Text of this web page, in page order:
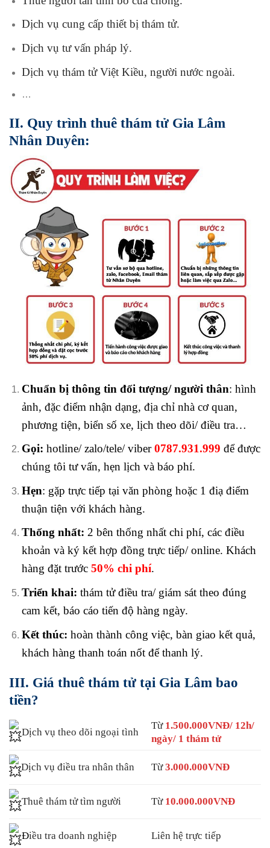
Dịch vụ cung cấp thiết bị thám tử.
Dịch vụ tư vấn pháp lý.
Dịch vụ thám tử Việt Kiều, người nước ngoài.
…
II. Quy trình thuê thám tử Gia Lâm
Nhân Duyên:
Chuẩn bị thông tin đối tượng/ người thân: hình
ảnh, đặc điểm nhận dạng, địa chỉ nhà cơ quan,
phương tiện, biển số xe, lịch theo dõi/ điều tra…
Gọi: hotline/ zalo/tele/ viber0787.931.999 để được
chúng tôi tư vấn, hẹn lịch và báo phí.
Hẹn: gặp trực tiếp tại văn phòng hoặc 1 điạ điểm
thuận tiện với khách hàng.
Thống nhất: 2 bên thống nhất chi phí, các điều
khoản và ký kết hợp đồng trực tiếp/ online. Khách
hàng đặt trước 50% chi phí.
Triển khai: thám tử điều tra/ giám sát theo đúng
cam kết, báo cáo tiến độ hàng ngày.
Kết thúc: hoàn thành công việc, bàn giao kết quả,
khách hàng thanh toán nốt để thanh lý.
III. Giá thuê thám tử tại Gia Lâm bao
tiền?
Dịch vụ theo dõi ngoại tình
Từ 1.500.000VNĐ/ 12h/
ngày/ 1 thám tử
Dịch vụ điều tra nhân thân Từ3.000.000VNĐ
Thuê thám tử tìm người Từ 10.000.000VNĐ
Điều tra doanh nghiệp Liên hệ trực tiếp